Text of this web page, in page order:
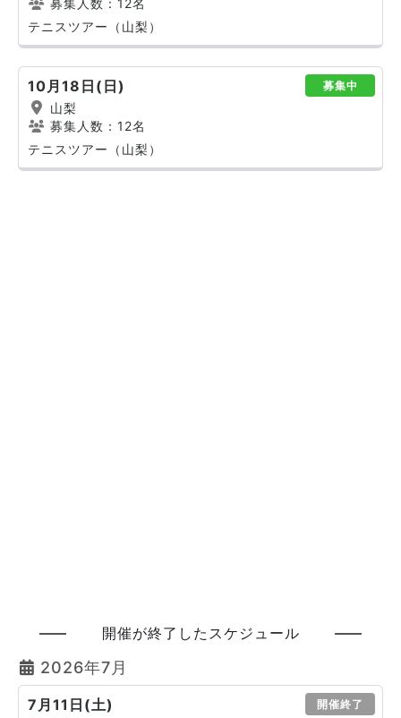
募集人数：12名
テニスツアー（山梨）
10月18日(日) 募集中
山梨
募集人数：12名
テニスツアー（山梨）
開催が終了したスケジュール
2026年7月
7月11日(土) 開催終了